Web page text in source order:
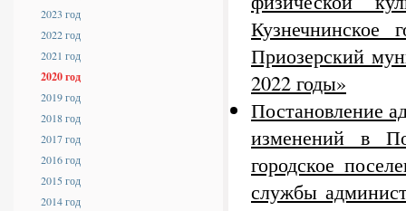
2023 год
2022 год
2021 год
2020 год
2019 год
2018 год
2017 год
2016 год
2015 год
2014 год
Кузнечнинское
Приозерский
2022 годы»
Постановление
изменений в
городское
службы